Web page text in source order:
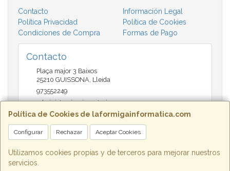
Política de Cookies de laformigainformatica.com
Configurar Rechazar Aceptar Cookies
Utilizamos cookies propias y de terceros para mejorar nuestros
servicios.
Contacto
Información Legal
Política Privacidad
Política de Cookies
Condiciones de Compra
Formas de Pago
Contacto
Plaça major 3 Baixos
25210 GUISSONA, Lleida
973552249
administracio@insectari.com
Horario
Matí de 9 a 13:30 - Tarda 17 a 20:30